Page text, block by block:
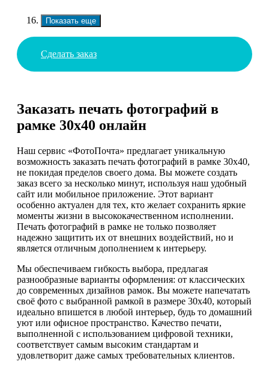
Показать еще
Сделать заказ
Заказать печать фотографий в
рамке 30х40 онлайн
Наш сервис «ФотоПочта» предлагает уникальную
возможность заказать печать фотографий в рамке 30х40,
не покидая пределов своего дома. Вы можете создать
заказ всего за несколько минут, используя наш удобный
сайт или мобильное приложение. Этот вариант
особенно актуален для тех, кто желает сохранить яркие
моменты жизни в высококачественном исполнении.
Печать фотографий в рамке не только позволяет
надежно защитить их от внешних воздействий, но и
является отличным дополнением к интерьеру.
Мы обеспечиваем гибкость выбора, предлагая
разнообразные варианты оформления: от классических
до современных дизайнов рамок. Вы можете напечатать
своё фото с выбранной рамкой в размере 30х40, который
идеально впишется в любой интерьер, будь то домашний
уют или офисное пространство. Качество печати,
выполненной с использованием цифровой техники,
соответствует самым высоким стандартам и
удовлетворит даже самых требовательных клиентов.